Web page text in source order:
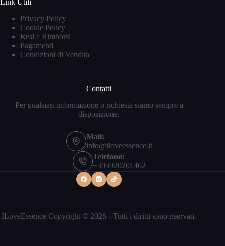
Link Utili
Privacy Policy
Cookie Policy
Resi e Rimborsi
Pagamenti
Condizioni di Vendita
Contatti
Per qualsiasi informazione o richiesta siamo sempre a
disposizione.
Mail:
info@iloveessence.it
Telefono:
+393920201462
ILoveEssence Copyright © 2026 - Tutti i diritti sono riservati.